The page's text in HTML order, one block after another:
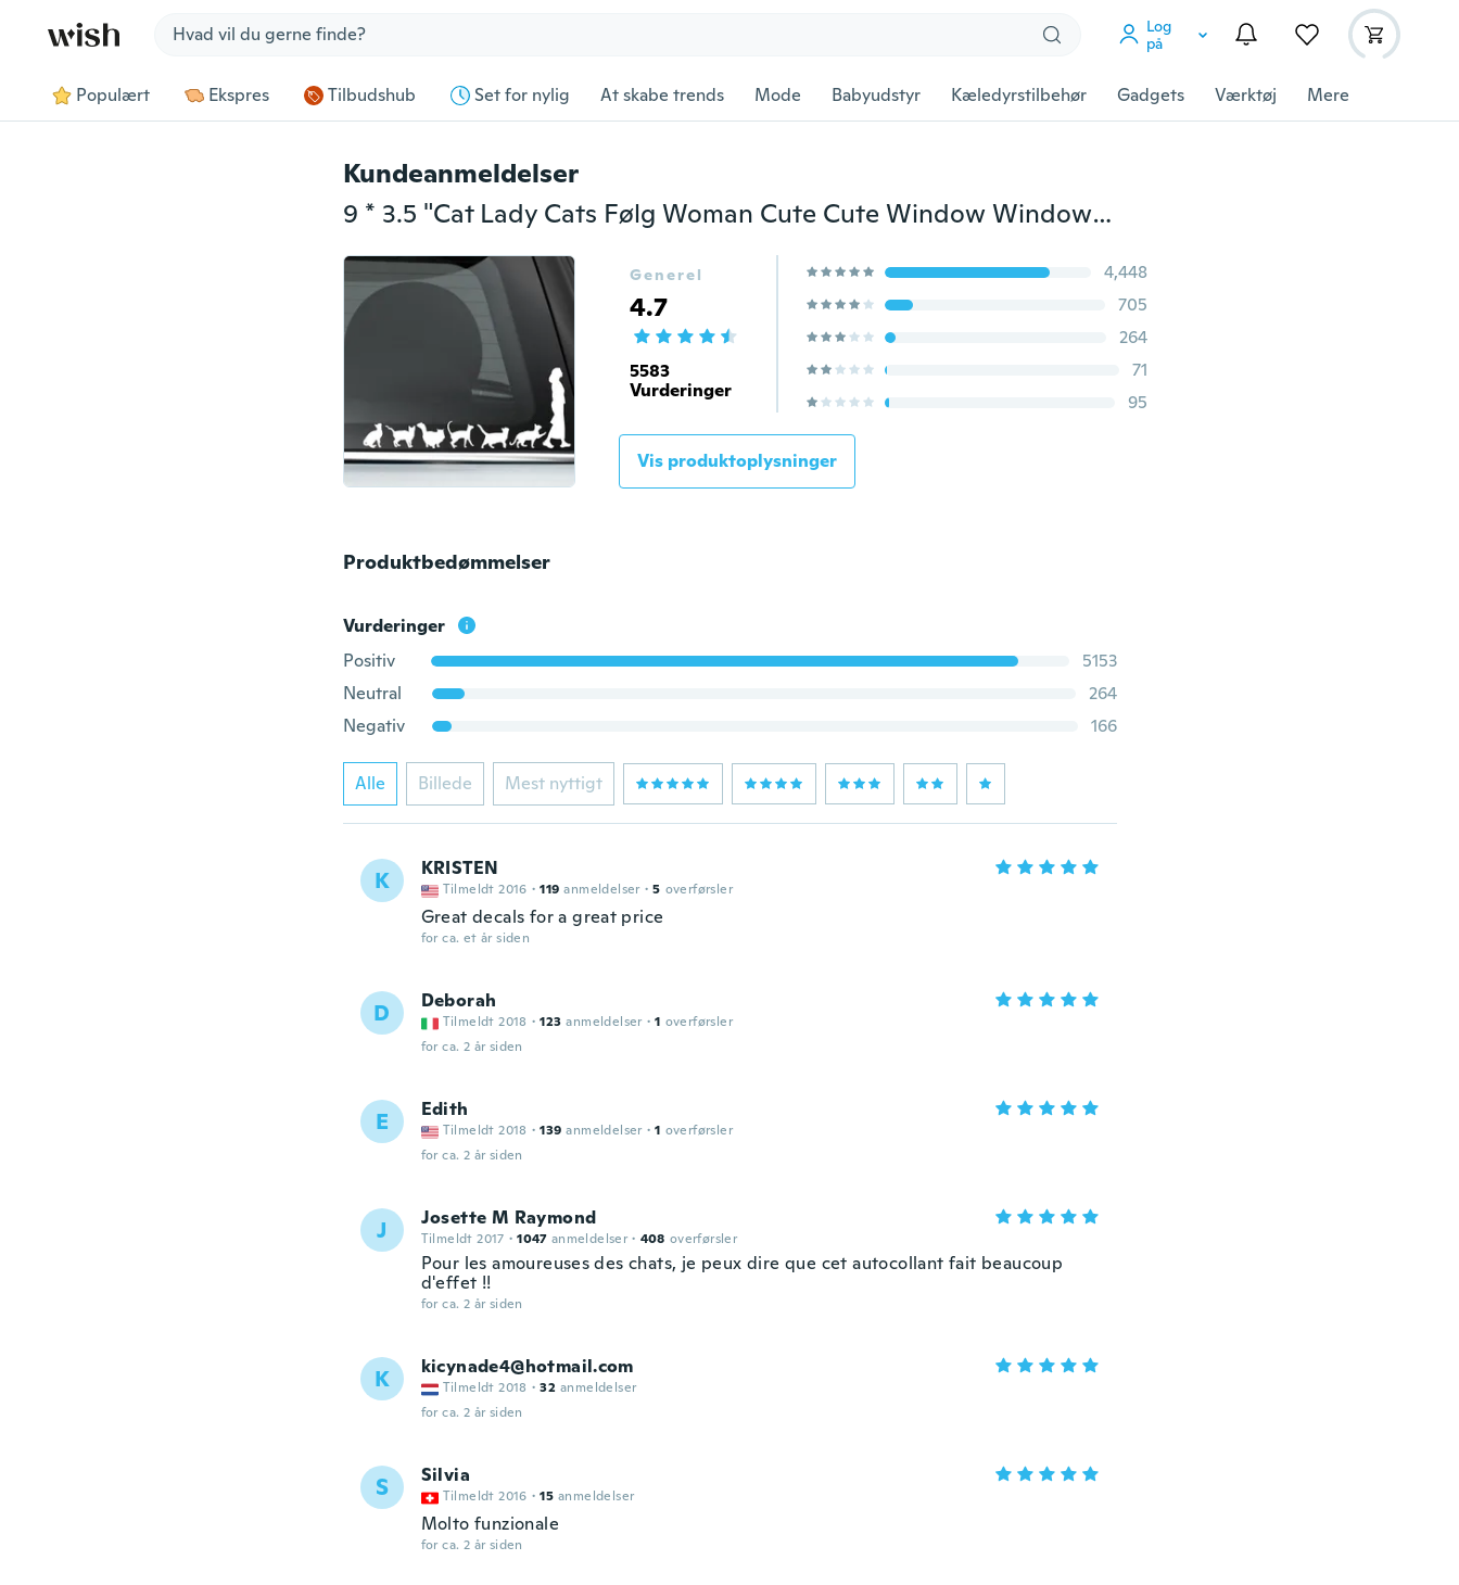
Log
på
Populært Ekspres Tilbudshub Set for nylig At skabe trends Mode Babyudstyr Kæledyrstilbehør Gadgets Værktøj Mere
Kundeanmeldelser
9 * 3.5 "Cat Lady Cats Følg Woman Cute Cute Window Window Decal Bumper Sticker Pet Pets Fun 57
Generel
4.7
5583
Vurderinger
4,448
705
264
71
95
Vis produktoplysninger
Produktbedømmelser
Vurderinger
Positiv
5153
Neutral
264
Negativ
166
Alle Billede Mest nyttigt
K KRISTEN
Tilmeldt 2016 · 119 anmeldelser · 5 overførsler
Great decals for a great price
for ca. et år siden
D Deborah
Tilmeldt 2018 · 123 anmeldelser · 1 overførsler
for ca. 2 år siden
E Edith
Tilmeldt 2018 · 139 anmeldelser · 1 overførsler
for ca. 2 år siden
J Josette M Raymond
Tilmeldt 2017 · 1047 anmeldelser · 408 overførsler
Pour les amoureuses des chats, je peux dire que cet autocollant fait beaucoup
d'effet !!
for ca. 2 år siden
K kicynade4@hotmail.com
Tilmeldt 2018 · 32 anmeldelser
for ca. 2 år siden
S Silvia
Tilmeldt 2016 · 15 anmeldelser
Molto funzionale
for ca. 2 år siden